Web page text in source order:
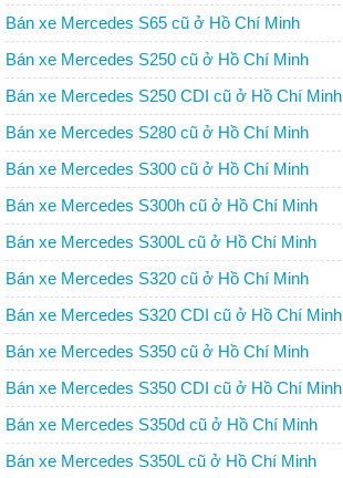
Bán xe Mercedes S65 cũ ở Hồ Chí Minh
Bán xe Mercedes S250 cũ ở Hồ Chí Minh
Bán xe Mercedes S250 CDI cũ ở Hồ Chí Minh
Bán xe Mercedes S280 cũ ở Hồ Chí Minh
Bán xe Mercedes S300 cũ ở Hồ Chí Minh
Bán xe Mercedes S300h cũ ở Hồ Chí Minh
Bán xe Mercedes S300L cũ ở Hồ Chí Minh
Bán xe Mercedes S320 cũ ở Hồ Chí Minh
Bán xe Mercedes S320 CDI cũ ở Hồ Chí Minh
Bán xe Mercedes S350 cũ ở Hồ Chí Minh
Bán xe Mercedes S350 CDI cũ ở Hồ Chí Minh
Bán xe Mercedes S350d cũ ở Hồ Chí Minh
Bán xe Mercedes S350L cũ ở Hồ Chí Minh